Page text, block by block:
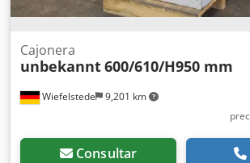
Wiefelstede 9,201 km
Cajonera
unbekannt600/610/H950 mm
Consultar